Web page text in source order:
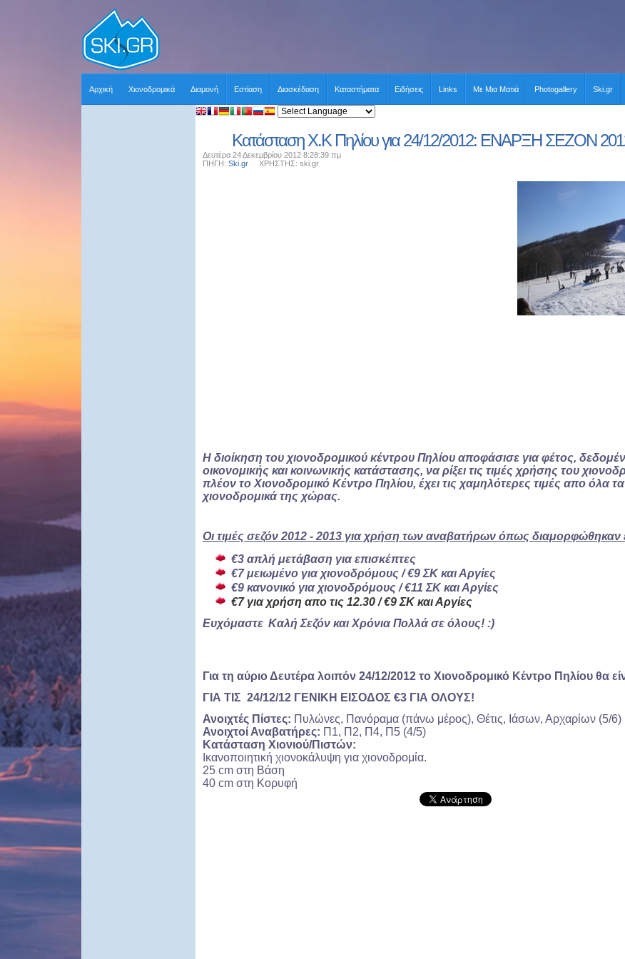
Αρχική Χιονοδρομικά Διαμονή Εστίαση Διασκέδαση Καταστήματα Ειδήσεις Links Με Μια Ματιά Photogallery Ski.gr
Κατάσταση Χ.Κ Πηλίου για 24/12/2012: ΕΝΑΡΞΗ ΣΕΖΟΝ
Δευτέρα 24 Δεκεμβρίου 2012 8:28:39 πμ
ΠΗΓΗ: Ski.gr ΧΡΗΣΤΗΣ: ski.gr
Η διοίκηση του χιονοδρομικού κέντρου Πηλίου αποφάσισε για φέτος,
οικονομικής και κοινωνικής κατάστασης, να ρίξει τις τιμές χρήσης του
πλέον το Χιονοδρομικό Κέντρο Πηλίου, έχει τις χαμηλότερες τιμές απο όλα τα
χιονοδρομικά της χώρας.
Οι τιμές σεζόν 2012 - 2013 για χρήση των αναβατήρων όπως διαμορφώθηκαν
€3 απλή μετάβαση για επισκέπτες
€7 μειωμένο για χιονοδρόμους / €9 ΣΚ και Αργίες
€9 κανονικό για χιονοδρόμους / €11 ΣΚ και Αργίες
€7 για χρήση απο τις 12.30 / €9 ΣΚ και Αργίες
Ευχόμαστε Καλή Σεζόν και Χρόνια Πολλά σε όλους! :)
Για τη αύριο Δευτέρα λοιπόν 24/12/2012 το Χιονοδρομικό Κέντρο Πηλίου θα
ΓΙΑ ΤΙΣ 24/12/12 ΓΕΝΙΚΗ ΕΙΣΟΔΟΣ €3 ΓΙΑ ΟΛΟΥΣ!
Ανοιχτές Πίστες: Πυλώνες, Πανόραμα (πάνω μέρος), Θέτις, Ιάσων, Αρχαρίων (5/6)
Ανοιχτοί Αναβατήρες: Π1, Π2, Π4, Π5 (4/5)
Κατάσταση Χιονιού/Πιστών:
Ικανοποιητική χιονοκάλυψη για χιονοδρομία.
25 cm στη Βάση
40 cm στη Κορυφή